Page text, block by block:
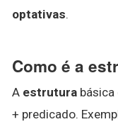
optativas.
Como é a
A estrutura básica
+ predicado.